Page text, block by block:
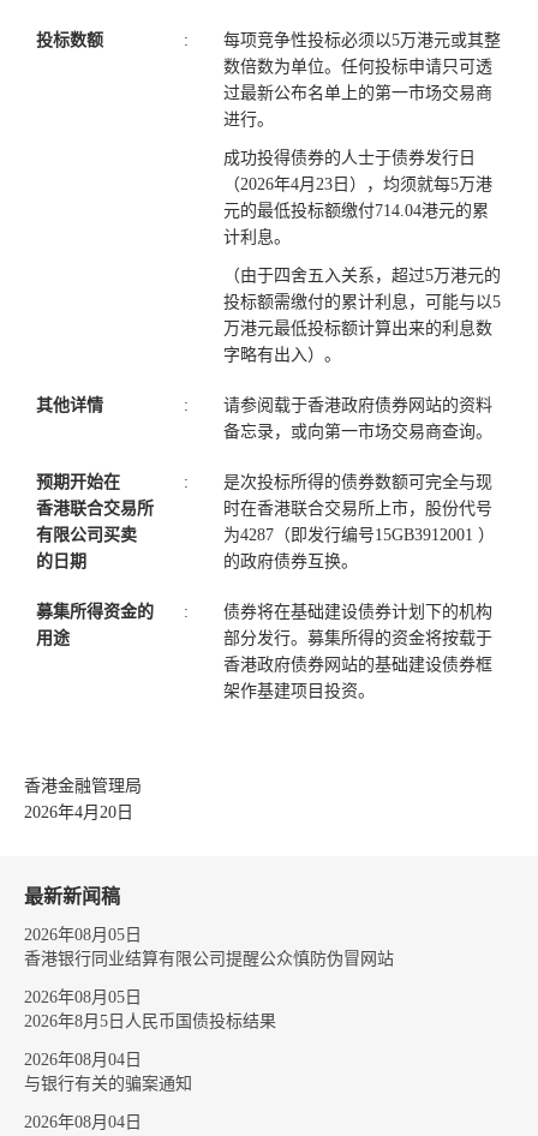
投标数额 :
每项竞争性投标必须以5万港元或其整
数倍数为单位。任何投标申请只可透
过最新公布名单上的第一市场交易商
进行。
成功投得债券的人士于债券发行日
（2026年4月23日），均须就每5万港
元的最低投标额缴付714.04港元的累
计利息。
（由于四舍五入关系，超过5万港元的
投标额需缴付的累计利息，可能与以5
万港元最低投标额计算出来的利息数
字略有出入）。
其他详情 :
请参阅载于香港政府债券网站的资料
备忘录，或向第一市场交易商查询。
预期开始在
香港联合交易所
有限公司买卖
的日期
:
是次投标所得的债券数额可完全与现
时在香港联合交易所上市，股份代号
为4287（即发行编号15GB3912001 ）
的政府债券互换。
募集所得资金的
用途
:
债券将在基础建设债券计划下的机构
部分发行。募集所得的资金将按载于
香港政府债券网站的基础建设债券框
架作基建项目投资。
香港金融管理局
2026年4月20日
最新新闻稿
2026年08月05日
香港银行同业结算有限公司提醒公众慎防伪冒网站
2026年08月05日
2026年8月5日人民币国债投标结果
2026年08月04日
与银行有关的骗案通知
2026年08月04日